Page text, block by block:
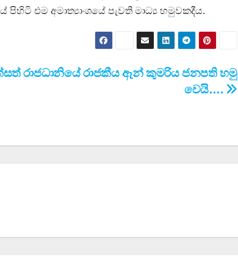
එම අමාත්‍යාංශයේ පැවති මාධ්‍ය හමුවකදීය.
රාජධානියේ රාජකීය ඈන් කුමරිය ජනපති හමු
වෙයි….